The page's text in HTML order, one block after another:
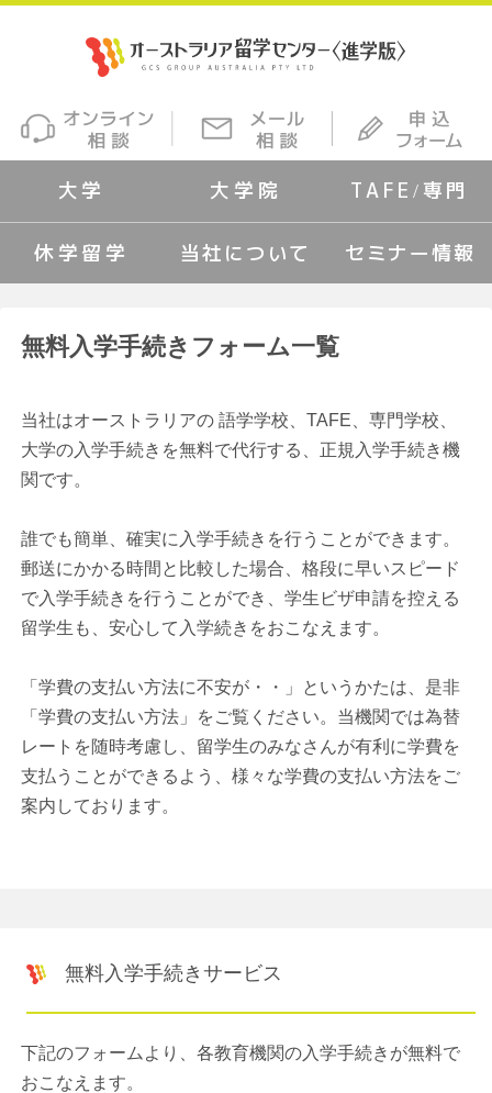
大学 大学院 TAFE/専門
休学留学 当社について セミナー情報
無料入学手続きフォーム一覧
当社はオーストラリアの 語学学校、TAFE、専門学校、
大学の入学手続きを無料で代行する、正規入学手続き機
関です。
誰でも簡単、確実に入学手続きを行うことができます。
郵送にかかる時間と比較した場合、格段に早いスピード
で入学手続きを行うことができ、学生ビザ申請を控える
留学生も、安心して入学続きをおこなえます。
「学費の支払い方法に不安が・・」というかたは、是非
「学費の支払い方法」をご覧ください。当機関では為替
レートを随時考慮し、留学生のみなさんが有利に学費を
支払うことができるよう、様々な学費の支払い方法をご
案内しております。
無料入学手続きサービス
下記のフォームより、各教育機関の入学手続きが無料で
おこなえます。